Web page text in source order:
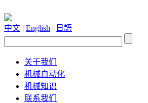
中文 | English | 日語
关于我们
机械自动化
机械知识
联系我们